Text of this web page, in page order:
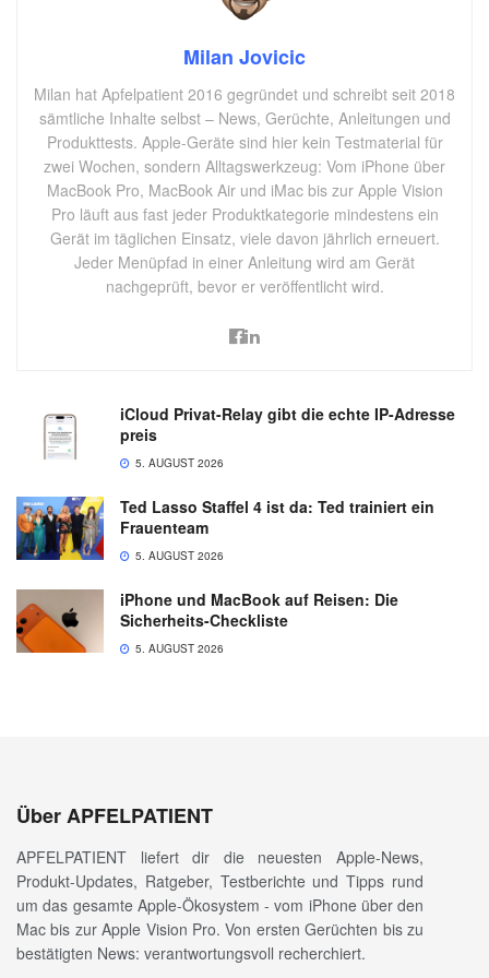
Milan Jovicic
Milan hat Apfelpatient 2016 gegründet und schreibt seit 2018
sämtliche Inhalte selbst – News, Gerüchte, Anleitungen und
Produkttests. Apple-Geräte sind hier kein Testmaterial für
zwei Wochen, sondern Alltagswerkzeug: Vom iPhone über
MacBook Pro, MacBook Air und iMac bis zur Apple Vision
Pro läuft aus fast jeder Produktkategorie mindestens ein
Gerät im täglichen Einsatz, viele davon jährlich erneuert.
Jeder Menüpfad in einer Anleitung wird am Gerät
nachgeprüft, bevor er veröffentlicht wird.
iCloud Privat-Relay gibt die echte IP-Adresse
preis
5. AUGUST 2026
Ted Lasso Staffel 4 ist da: Ted trainiert ein
Frauenteam
5. AUGUST 2026
iPhone und MacBook auf Reisen: Die
Sicherheits-Checkliste
5. AUGUST 2026
Über APFELPATIENT
APFELPATIENT liefert dir die neuesten Apple-News,
Produkt-Updates, Ratgeber, Testberichte und Tipps rund
um das gesamte Apple-Ökosystem - vom iPhone über den
Mac bis zur Apple Vision Pro. Von ersten Gerüchten bis zu
bestätigten News: verantwortungsvoll recherchiert.